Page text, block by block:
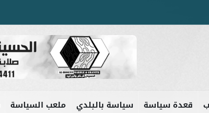
قعدة سياسة سياسة بالبلدي ملعب السياسة